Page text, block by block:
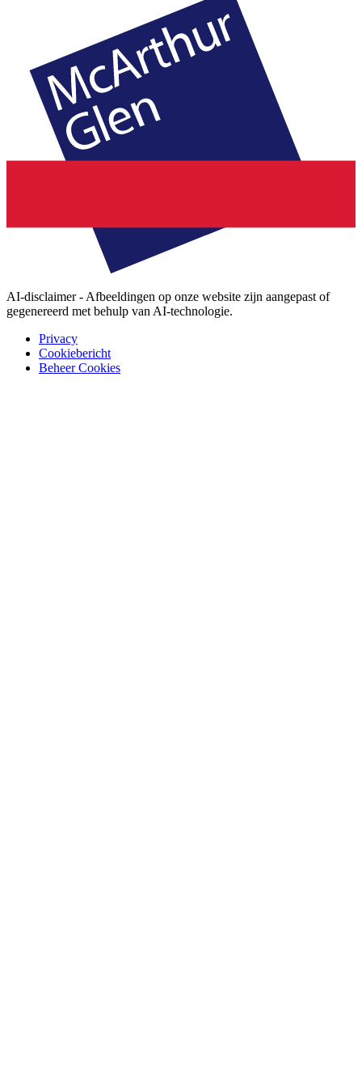
AI-disclaimer - Afbeeldingen op onze website zijn aangepast of
gegenereerd met behulp van AI-technologie.
Privacy
Cookiebericht
Beheer Cookies